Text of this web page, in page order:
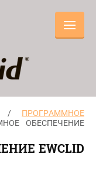
/ ПРОГРАММНОЕ
ОБЕСПЕЧЕНИЕ
EWCLID